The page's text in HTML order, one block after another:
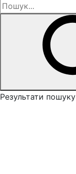
Результати пошуку